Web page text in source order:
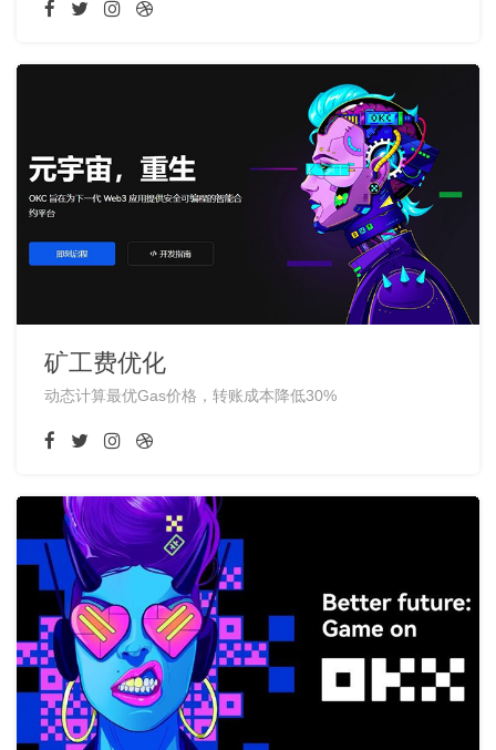
矿工费优化
动态计算最优Gas价格，转账成本降低30%